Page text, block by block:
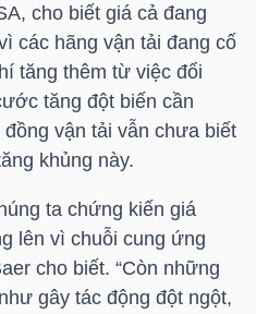
cho biết giá cả đang
các hãng vận tải đang cố
tăng thêm từ việc đổi
tăng đột biến cần
vận tải vẫn chưa biết
khủng này.
ta chứng kiến giá
lên vì chuỗi cung ứng
cho biết. “Còn những
gây tác động đột ngột,